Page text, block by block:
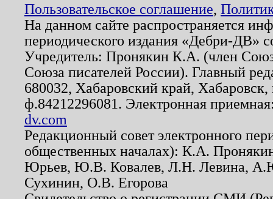
Пользовательское соглашение,
На данном сайте распространяется
периодического издания «Дебри-ДВ»
Учредитель: Пронякин К.А. (член
Союза писателей России). Главный
680032, Хабаровский край,
ф.84212296081. Электронная
dv.com
Редакционный совет электронного
общественных началах): К.А.
Юрьев, Ю.В. Ковалев, Л.Н. Левина,
Сухинин, О.В. Егорова